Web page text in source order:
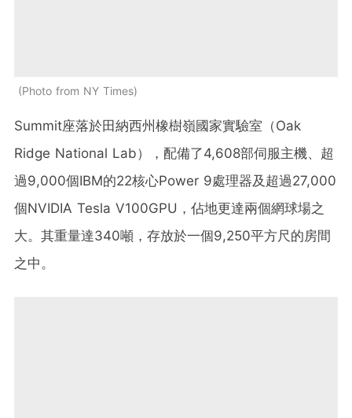
Photo from NY Times
Summit座落於田納西州橡樹嶺國家實驗室（Oak
Ridge National Lab），配備了4,608部伺服主機、超
過9,000個IBM的22核心Power 9處理器及超過27,000
個NVIDIA Tesla V100GPU，佔地更達兩個網球場之
大。其重量達340噸，存放於一個9,250平方尺的房間
之中。